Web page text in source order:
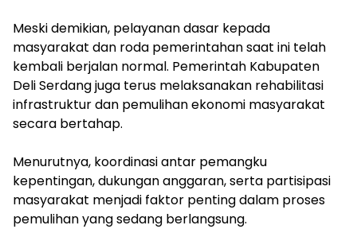
‎Meski demikian, pelayanan dasar kepada
masyarakat dan roda pemerintahan saat ini telah
kembali berjalan normal. Pemerintah Kabupaten
Deli Serdang juga terus melaksanakan rehabilitasi
infrastruktur dan pemulihan ekonomi masyarakat
secara bertahap.
‎Menurutnya, koordinasi antar pemangku
kepentingan, dukungan anggaran, serta partisipasi
masyarakat menjadi faktor penting dalam proses
pemulihan yang sedang berlangsung.